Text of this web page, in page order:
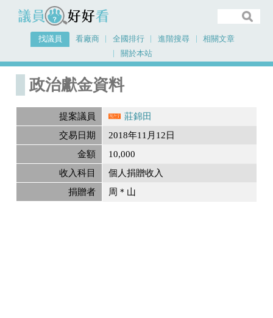
議員好好看
找議員 看廠商 全國排行 進階搜尋
相關文章
關於本站
首頁
政治獻金資料
提案議員
莊錦田
交易日期
2018年11月12日
金額
10,000
收入科目
個人捐贈收入
捐贈者
周＊山